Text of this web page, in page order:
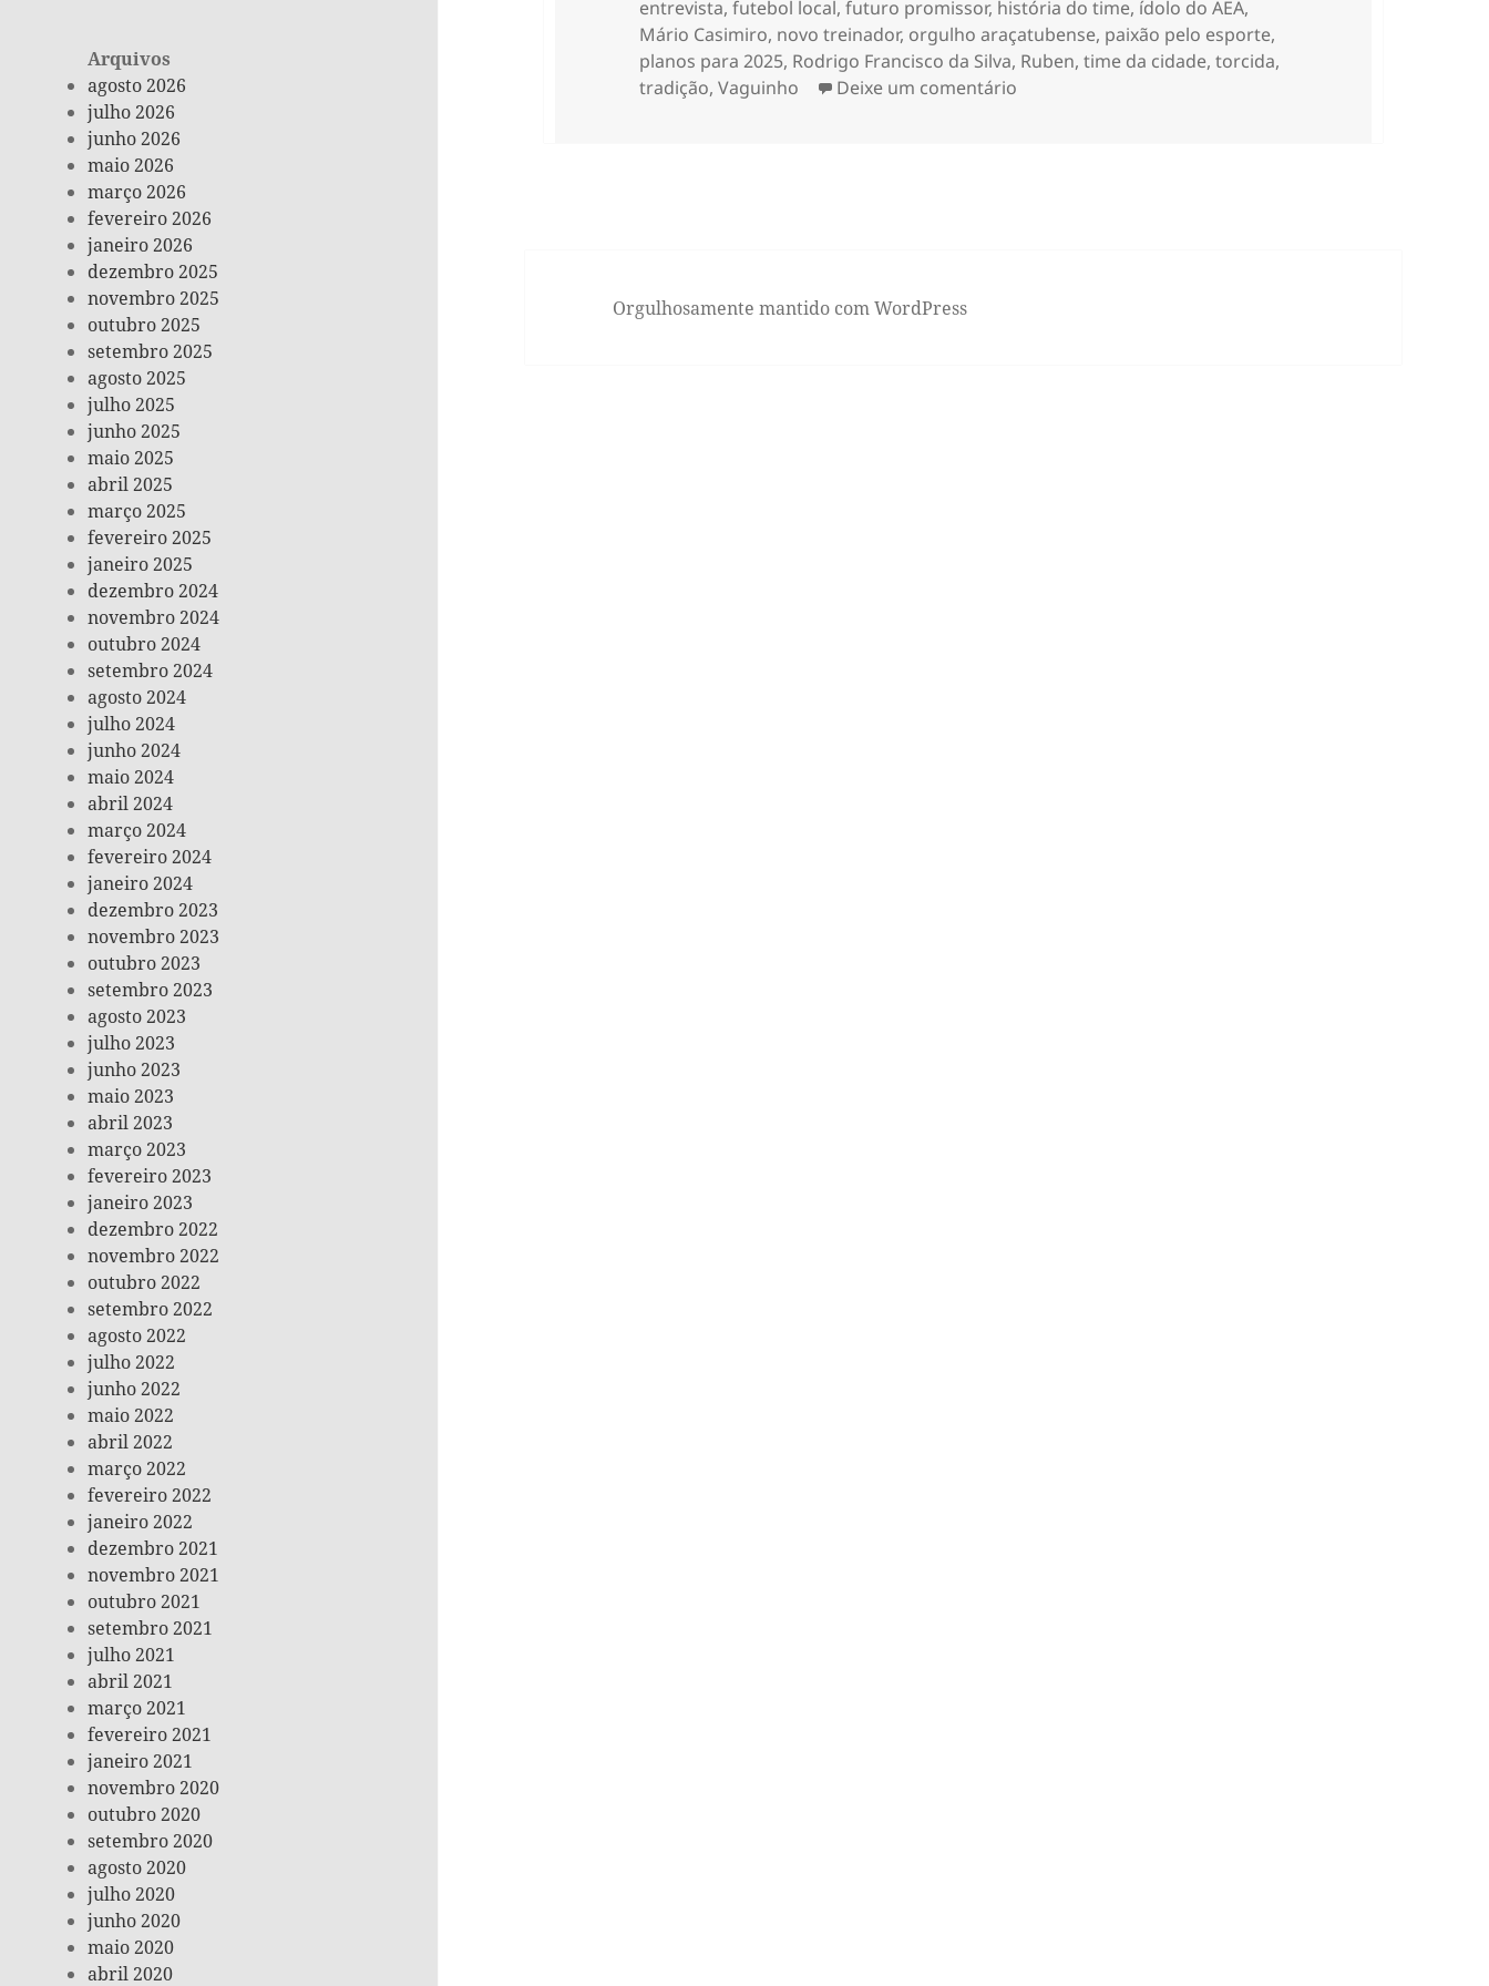
Arquivos
agosto 2026
julho 2026
junho 2026
maio 2026
março 2026
fevereiro 2026
janeiro 2026
dezembro 2025
novembro 2025
outubro 2025
setembro 2025
agosto 2025
julho 2025
junho 2025
maio 2025
abril 2025
março 2025
fevereiro 2025
janeiro 2025
dezembro 2024
novembro 2024
outubro 2024
setembro 2024
agosto 2024
julho 2024
junho 2024
maio 2024
abril 2024
março 2024
fevereiro 2024
janeiro 2024
dezembro 2023
novembro 2023
outubro 2023
setembro 2023
agosto 2023
julho 2023
junho 2023
maio 2023
abril 2023
março 2023
fevereiro 2023
janeiro 2023
dezembro 2022
novembro 2022
outubro 2022
setembro 2022
agosto 2022
julho 2022
junho 2022
maio 2022
abril 2022
março 2022
fevereiro 2022
janeiro 2022
dezembro 2021
novembro 2021
outubro 2021
setembro 2021
julho 2021
abril 2021
março 2021
fevereiro 2021
janeiro 2021
novembro 2020
outubro 2020
setembro 2020
agosto 2020
julho 2020
junho 2020
maio 2020
abril 2020
entrevista, futebol local, futuro promissor, história do time, ídolo do AEA,
Mário Casimiro, novo treinador, orgulho araçatubense, paixão pelo esporte,
planos para 2025, Rodrigo Francisco da Silva, Ruben, time da cidade, torcida,
tradição, Vaguinho Deixe um comentárioem Live sobre a Associação Esportiva Araçatuba com o
Orgulhosamente mantido com WordPress